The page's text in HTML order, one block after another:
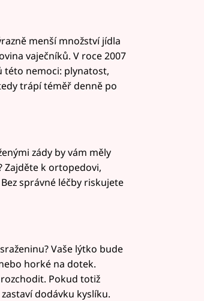
menší množství jídla
vaječníků. V roce 2007
této nemoci: plynatost,
trápí téměř denně po
zády by vám měly
Zajděte k ortopedovi,
správné léčby riskujete
Vaše lýtko bude
horké na dotek.
Pokud totiž
dodávku kyslíku.